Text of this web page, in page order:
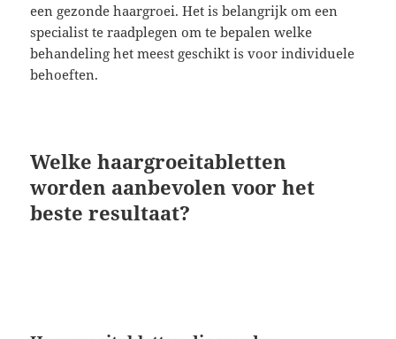
een gezonde haargroei. Het is belangrijk om een
specialist te raadplegen om te bepalen welke
behandeling het meest geschikt is voor individuele
behoeften.
Welke haargroeitabletten
worden aanbevolen voor het
beste resultaat?